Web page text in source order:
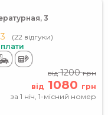
3
(22 відгуки)
від1200грн
від 1080 грн
за 1 ніч, 1-місний номер